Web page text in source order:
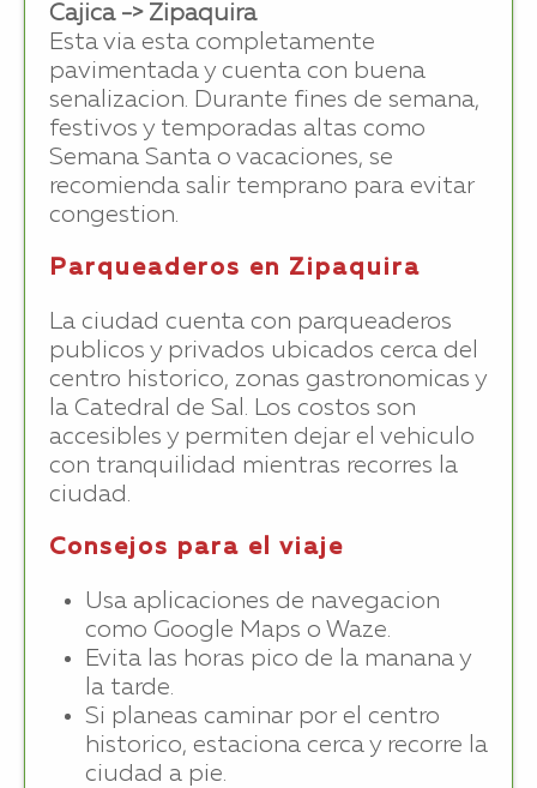
Cajica -> Zipaquira
Esta via esta completamente
pavimentada y cuenta con buena
senalizacion. Durante fines de semana,
festivos y temporadas altas como
Semana Santa o vacaciones, se
recomienda salir temprano para evitar
congestion.
Parqueaderos en Zipaquira
La ciudad cuenta con parqueaderos
publicos y privados ubicados cerca del
centro historico, zonas gastronomicas y
la Catedral de Sal. Los costos son
accesibles y permiten dejar el vehiculo
con tranquilidad mientras recorres la
ciudad.
Consejos para el viaje
Usa aplicaciones de navegacion
como Google Maps o Waze.
Evita las horas pico de la manana y
la tarde.
Si planeas caminar por el centro
historico, estaciona cerca y recorre la
ciudad a pie.